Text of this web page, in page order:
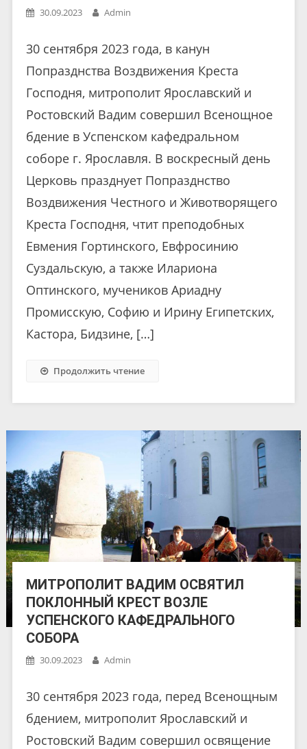
30.09.2023 Admin
30 сентября 2023 года, в канун
Попразднства Воздвижения Креста
Господня, митрополит Ярославский и
Ростовский Вадим совершил Всенощное
бдение в Успенском кафедральном
соборе г. Ярославля. В воскресный день
Церковь празднует Попразднство
Воздвижения Честного и Животворящего
Креста Господня, чтит преподобных
Евмения Гортинского, Евфросинию
Суздальскую, а также Илариона
Оптинского, мучеников Ариадну
Промисскую, Софию и Ирину Египетских,
Кастора, Бидзине, […]
Продолжить чтение
МИТРОПОЛИТ ВАДИМ ОСВЯТИЛ
ПОКЛОННЫЙ КРЕСТ ВОЗЛЕ
УСПЕНСКОГО КАФЕДРАЛЬНОГО
СОБОРА
30.09.2023 Admin
30 сентября 2023 года, перед Всенощным
бдением, митрополит Ярославский и
Ростовский Вадим совершил освящение